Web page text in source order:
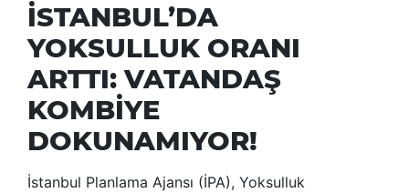
İSTANBUL’DA
YOKSULLUK ORANI
ARTTI: VATANDAŞ
KOMBİYE
DOKUNAMIYOR!
İstanbul Planlama Ajansı (İPA), Yoksulluk